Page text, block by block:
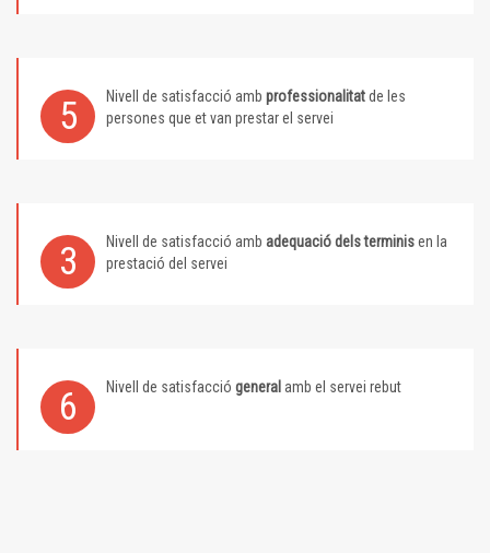
5 Nivell de satisfacció amb professionalitatde les
persones que et van prestar el servei
3 Nivell de satisfacció amb adequació dels terminisen la
prestació del servei
6 Nivell de satisfacció general amb el servei rebut